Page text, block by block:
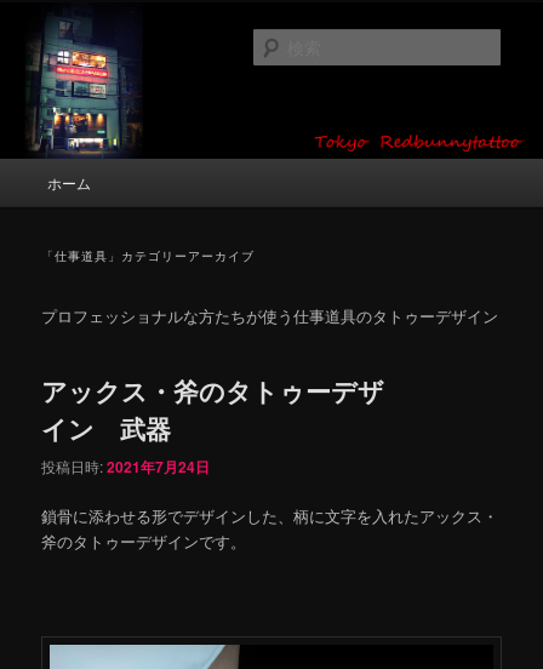
ン
ツ
東京 タトゥースタジオ 吉祥寺 Red
Bunny Tattoo タトゥーデザイン・タ
トゥー画像
タトゥーデザイン・画像の紹介（和彫り・ワンポイント・girl tattoo）
ホーム
「仕事道具 」カテゴリーアーカイブ
プロフェッショナルな方たちが使う仕事道具のタトゥーデザイン
アックス・斧のタトゥーデザ
イン 武器
投稿日時:2021年7月24日
鎖骨に添わせる形でデザインした、柄に文字を入れたアックス・
斧のタトゥーデザインです。